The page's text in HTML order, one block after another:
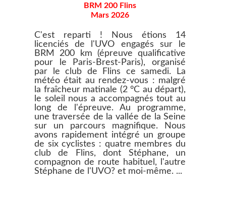
BRM 200 Flins
Mars 2026
C'est reparti ! Nous étions 14
licenciés de l'UVO engagés sur le
BRM 200 km (épreuve qualificative
pour le Paris-Brest-Paris), organisé
par le club de Flins ce samedi. La
météo était au rendez-vous : malgré
la fraîcheur matinale (2 °C au départ),
le soleil nous a accompagnés tout au
long de l'épreuve. Au programme,
une traversée de la vallée de la Seine
sur un parcours magnifique. Nous
avons rapidement intégré un groupe
de six cyclistes : quatre membres du
club de Flins, dont Stéphane, un
compagnon de route habituel, l'autre
Stéphane de l'UVO? et moi-même. ...